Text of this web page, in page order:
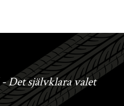
Det självklara valet